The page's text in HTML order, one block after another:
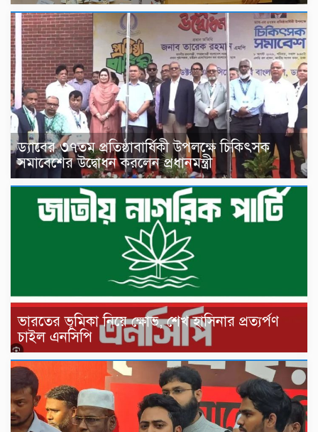
ড্যাবের ৩৭তম প্রতিষ্ঠাবার্ষিকী উপলক্ষে চিকিৎসক
সমাবেশের উদ্বোধন করলেন প্রধানমন্ত্রী
ভারতের ভূমিকা নিয়ে ক্ষোভ, শেখ হাসিনার প্রত্যর্পণ
চাইল এনসিপি